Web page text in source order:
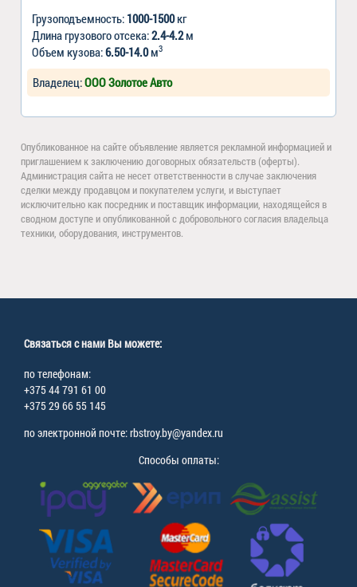
Грузоподъемность: 1000-1500кг
Длина грузового отсека:2.4-4.2м
Объем кузова:6.50-14.0м3
Владелец:ООО Золотое Авто
Опубликованное на сайте объявление является рекламной информацией и
приглашением к заключению договорных обязательств (оферты).
Администрация сайта не несет ответственности в случае заключения
сделки между продавцом и покупателем услуги, и выступает
исключительно как посредник и поставщик информации, находящейся в
сводном доступе и опубликованной с добровольного согласия владельца
техники, оборудования, инструментов.
Связаться с нами Вы можете:
по телефонам:
+375 44 791 61 00
+375 29 66 55 145
по электронной почте: rbstroy.by@yandex.ru
Способы оплаты: